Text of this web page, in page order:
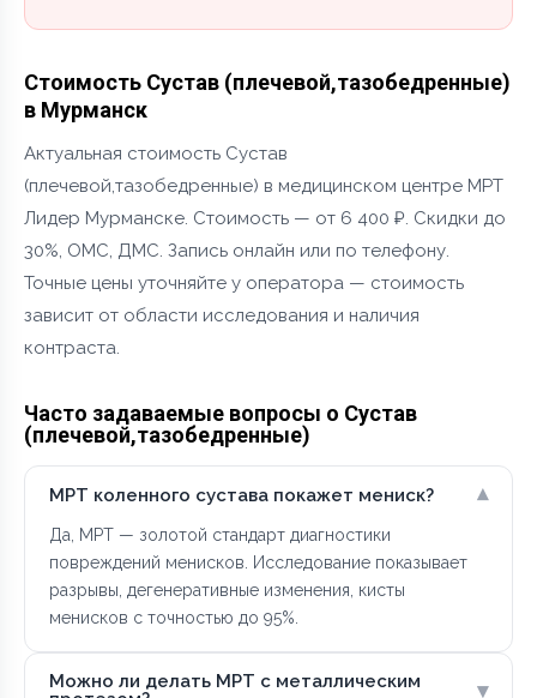
Стоимость Сустав (плечевой,тазобедренные)
в Мурманск
Актуальная стоимость Сустав
(плечевой,тазобедренные) в медицинском центре МРТ
Лидер Мурманске. Стоимость — от 6 400 ₽. Скидки до
30%, ОМС, ДМС. Запись онлайн или по телефону.
Точные цены уточняйте у оператора — стоимость
зависит от области исследования и наличия
контраста.
Часто задаваемые вопросы о Сустав
(плечевой,тазобедренные)
МРТ коленного сустава покажет мениск? ▾
Да, МРТ — золотой стандарт диагностики
повреждений менисков. Исследование показывает
разрывы, дегенеративные изменения, кисты
менисков с точностью до 95%.
Можно ли делать МРТ с металлическим
▾